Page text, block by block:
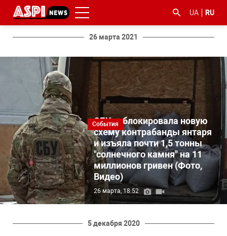
UA RU
26 марта 2021
События
СБУ заблокировала новую
схему контрабанды янтаря
и изъяла почти 1,5 тонны
"солнечного камня" на 11
миллионов гривен (Фото,
Видео)
26 марта, 18:52
5 декабря 2020
#ООС
#боротьба
з
корупцією
#гфс #Киев #коронавірус